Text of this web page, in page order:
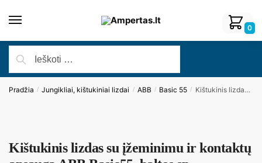
0
Pradžia / Jungikliai, kištukiniai lizdai / ABB / Basic 55 / Kištukinis lizdas su įžeminimu ir kontaktų apsauga ABB Basic55, baltos sp.
Kištukinis lizdas su įžeminimu ir kontaktų